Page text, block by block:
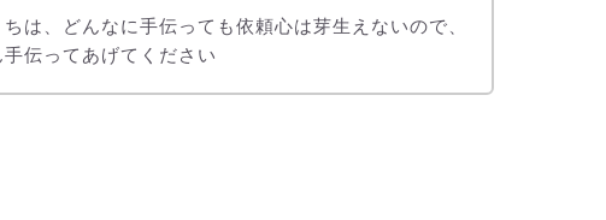
は、どんなに手伝っても依頼心は芽生えないので、
伝ってあげてください